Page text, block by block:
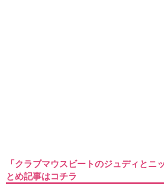
「クラブマウスビートのジュディとニ
とめ記事はコチラ